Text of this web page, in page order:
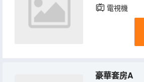
電視機
豪華套房A